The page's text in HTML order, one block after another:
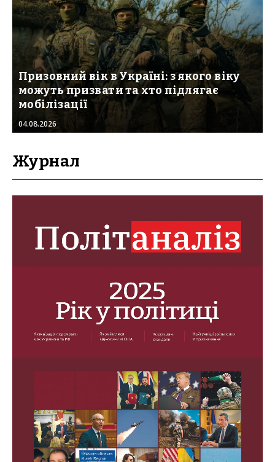
Призовний вік в Україні: з якого віку
можуть призвати та хто підлягає
мобілізації
04.08.2026
Журнал